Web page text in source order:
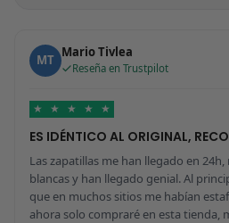
MT Mario Tivlea
Reseña en Trustpilot
★ ★ ★ ★ ★
ES IDÉNTICO AL ORIGINAL,
Las zapatillas me han llegado en 24h,
blancas y han llegado genial. Al
que en muchos sitios me habían
ahora solo compraré en esta tienda,